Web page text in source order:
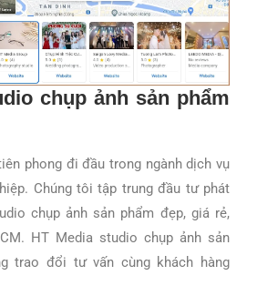
chụp ảnh sản phẩm
phong đi đầu trong ngành dịch vụ
Chúng tôi tập trung đầu tư phát
chụp ảnh sản phẩm đẹp, giá rẻ,
HT Media studio chụp ảnh sản
trao đổi tư vấn cùng khách hàng